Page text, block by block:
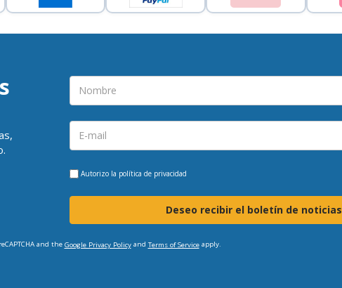
Autorizo la política de privacidad
Deseo recibir el boletín de noticias
and the Google Privacy Policyand Terms of Serviceapply.